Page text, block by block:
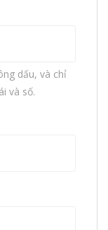
dấu, và chỉ
và số.